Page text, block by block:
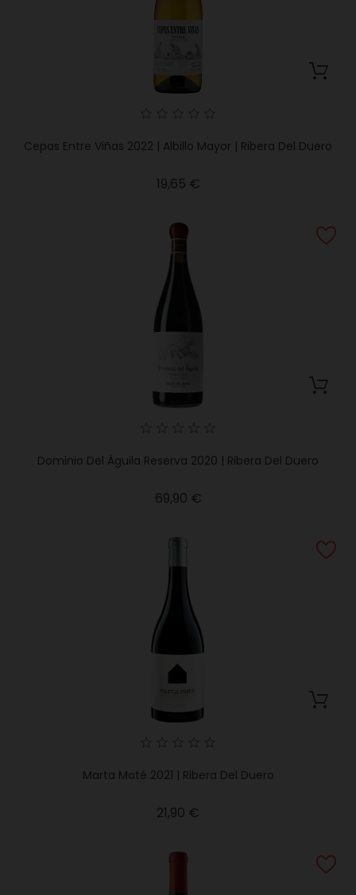
Cepas Entre Viñas 2022 | Albillo Mayor | Ribera Del Duero
19,65 €
Dominio Del Águila Reserva 2020 | Ribera Del Duero
69,90 €
Marta Maté 2021 | Ribera Del Duero
21,90 €